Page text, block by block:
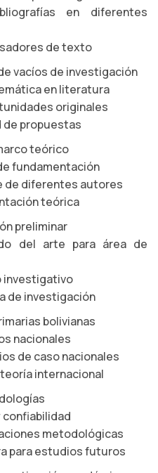
en diferentes
de texto
vacíos de investigación
en literatura
originales
de propuestas
teórico
fundamentación
de diferentes autores
teórica
preliminar
del arte para área de
investigativo
de investigación
bolivianas
nacionales
de caso nacionales
internacional
confiabilidad
metodológicas
para estudios futuros